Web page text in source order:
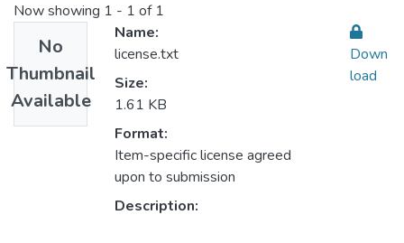
Now showing 1 - 1 of 1
No
Thumbnail
Available
Name:
license.txt
Size:
1.61 KB
Format:
Item-specific license agreed
upon to submission
Description:
Down
load